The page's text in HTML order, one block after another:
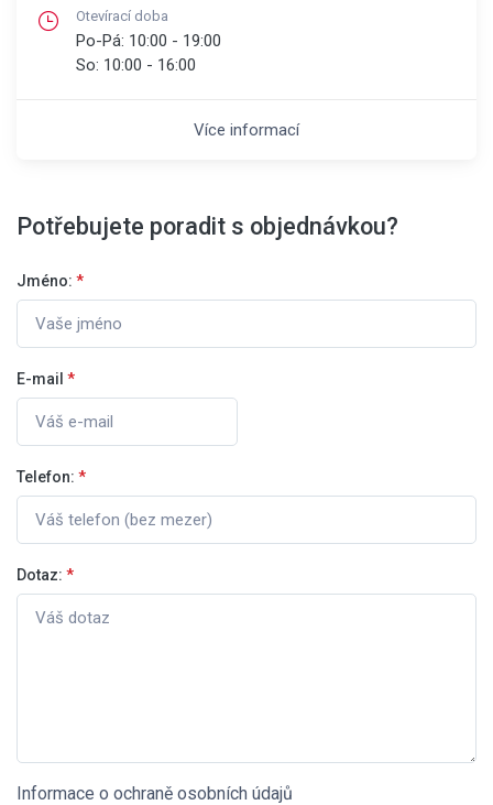
Otevírací doba
Po-Pá: 10:00 - 19:00
So: 10:00 - 16:00
Více informací
Potřebujete poradit s objednávkou?
Jméno: *
E-mail *
Telefon: *
Dotaz: *
Informace o ochraně osobních údajů